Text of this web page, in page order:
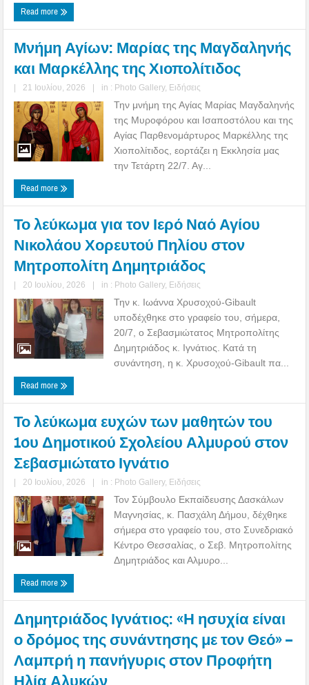
Read more
Μνήμη Αγίων: Μαρίας της Μαγδαληνής
και Μαρκέλλης της Χιοπολίτιδος
| 21 Ιουλίου, 2026 | in : Photo Gallery, Ειδήσεις
Την μνήμη της Αγίας Μαρίας Μαγδαληνής
της Μυροφόρου και Ισαποστόλου και της
Αγίας Παρθενομάρτυρος Μαρκέλλης της
Χιοπολίτιδος, εορτάζει η Εκκλησία μας
την Τετάρτη 22/7. Αγ...
Read more
Το λεύκωμα για τον Ιερό Ναό Αγίου
Νικολάου Χορευτού Πηλίου στον
Μητροπολίτη Δημητριάδος
| 20 Ιουλίου, 2026 | in : Photo Gallery, Ειδήσεις
Την κ. Ιωάννα Χρυσοχού-Gibault
υποδέχθηκε στο γραφείο του, σήμερα,
20/7, ο Σεβασμιώτατος Μητροπολίτης
Δημητριάδος κ. Ιγνάτιος. Κατά τη
συνάντηση, η κ. Χρυσοχού-Gibault πα...
Read more
Το λεύκωμα ευχών των μαθητών του
1ου Δημοτικού Σχολείου Αλμυρού στον
Σεβασμιώτατο Ιγνάτιο
| 20 Ιουλίου, 2026 | in : Photo Gallery, Ειδήσεις
Τον Σύμβουλο Εκπαίδευσης Δασκάλων
Μαγνησίας, κ. Πασχάλη Δήμου, δέχθηκε
σήμερα στο γραφείο του, στο Συνεδριακό
Κέντρο Θεσσαλίας, ο Σεβ. Μητροπολίτης
Δημητριάδος και Αλμυρο...
Read more
Δημητριάδος Ιγνάτιος: «Η ησυχία είναι
ο δρόμος της συνάντησης με τον Θεό» –
Λαμπρή η πανήγυρις στον Προφήτη
Ηλία Αλυκών